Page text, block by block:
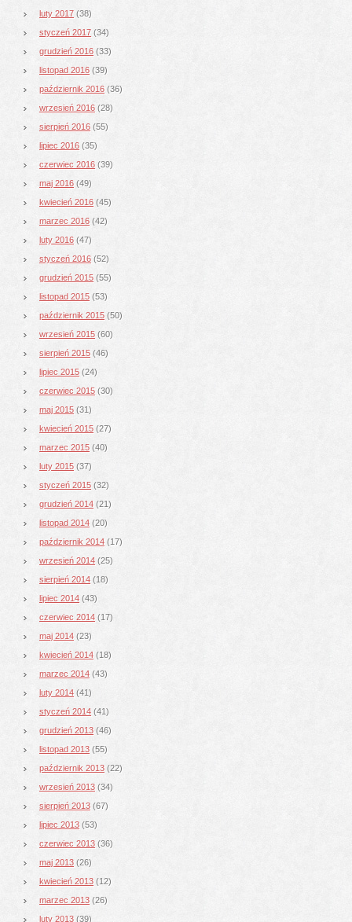
luty 2017 (38)
styczeń 2017 (34)
grudzień 2016 (33)
listopad 2016 (39)
październik 2016 (36)
wrzesień 2016 (28)
sierpień 2016 (55)
lipiec 2016 (35)
czerwiec 2016 (39)
maj 2016 (49)
kwiecień 2016 (45)
marzec 2016 (42)
luty 2016 (47)
styczeń 2016 (52)
grudzień 2015 (55)
listopad 2015 (53)
październik 2015 (50)
wrzesień 2015 (60)
sierpień 2015 (46)
lipiec 2015 (24)
czerwiec 2015 (30)
maj 2015 (31)
kwiecień 2015 (27)
marzec 2015 (40)
luty 2015 (37)
styczeń 2015 (32)
grudzień 2014 (21)
listopad 2014 (20)
październik 2014 (17)
wrzesień 2014 (25)
sierpień 2014 (18)
lipiec 2014 (43)
czerwiec 2014 (17)
maj 2014 (23)
kwiecień 2014 (18)
marzec 2014 (43)
luty 2014 (41)
styczeń 2014 (41)
grudzień 2013 (46)
listopad 2013 (55)
październik 2013 (22)
wrzesień 2013 (34)
sierpień 2013 (67)
lipiec 2013 (53)
czerwiec 2013 (36)
maj 2013 (26)
kwiecień 2013 (12)
marzec 2013 (26)
luty 2013 (39)